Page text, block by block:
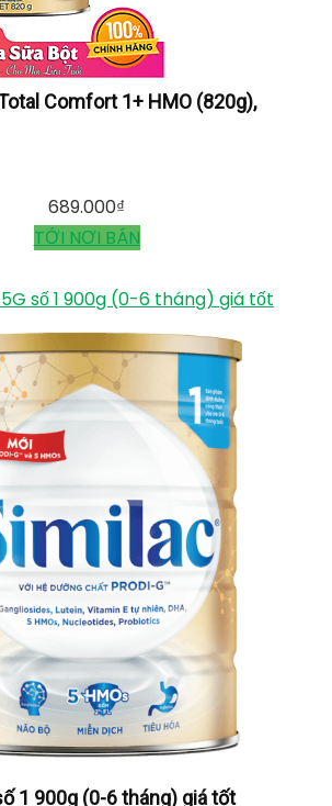
Comfort 1+ HMO (820g),
689.000₫
TỚI NƠI BÁN
số 1 900g (0-6 tháng) giá tốt
1 900g (0-6 tháng) giá tốt